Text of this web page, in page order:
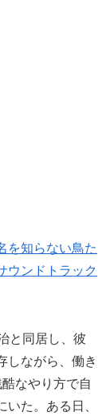
を知らない鳥た
ウンドトラック
と同居し、彼
しながら、働き
なやり方で自
た。ある日、